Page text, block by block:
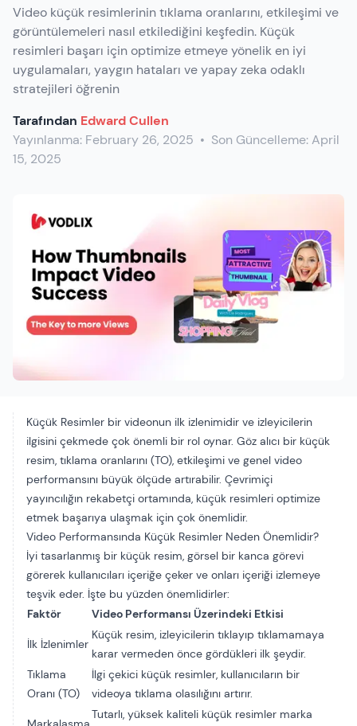
Video küçük resimlerinin tıklama oranlarını, etkileşimi ve
görüntülemeleri nasıl etkilediğini keşfedin. Küçük
resimleri başarı için optimize etmeye yönelik en iyi
uygulamaları, yaygın hataları ve yapay zeka odaklı
stratejileri öğrenin
Tarafından Edward Cullen
Yayınlanma: February 26, 2025 • Son Güncelleme:April
15, 2025
Küçük Resimler bir videonun ilk izlenimidir ve izleyicilerin
ilgisini çekmede çok önemli bir rol oynar. Göz alıcı bir küçük
resim, tıklama oranlarını (TO), etkileşimi ve genel video
performansını büyük ölçüde artırabilir. Çevrimiçi
yayıncılığın rekabetçi ortamında, küçük resimleri optimize
etmek başarıya ulaşmak için çok önemlidir.
Video Performansında Küçük Resimler Neden Önemlidir?
İyi tasarlanmış bir küçük resim, görsel bir kanca görevi
görerek kullanıcıları içeriğe çeker ve onları içeriği izlemeye
teşvik eder. İşte bu yüzden önemlidirler:
Faktör
Video Performansı Üzerindeki Etkisi
İlk İzlenimler
Küçük resim, izleyicilerin tıklayıp tıklamamaya
karar vermeden önce gördükleri ilk şeydir.
Tıklama
Oranı (TO)
İlgi çekici küçük resimler, kullanıcıların bir
videoya tıklama olasılığını artırır.
Tutarlı, yüksek kaliteli küçük resimler marka